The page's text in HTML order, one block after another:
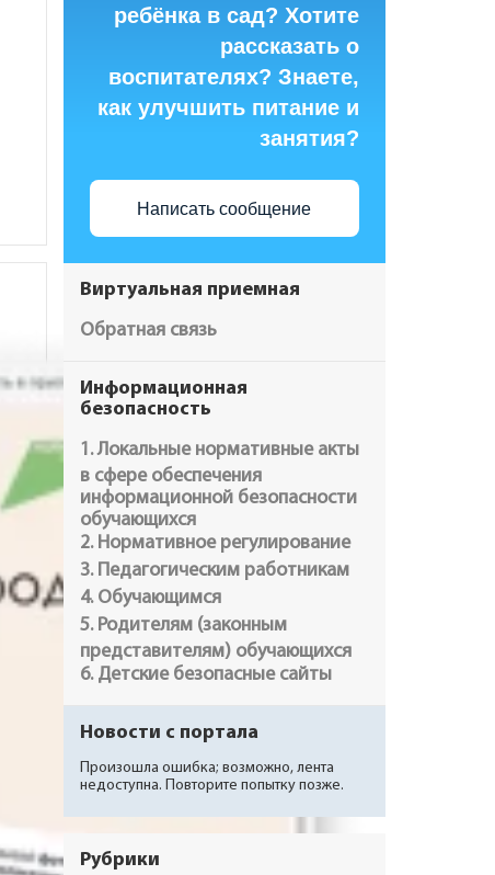
ребёнка в сад? Хотите
рассказать о
воспитателях? Знаете,
как улучшить питание и
занятия?
Написать сообщение
Виртуальная приемная
Обратная связь
Информационная
безопасность
1. Локальные нормативные акты
в сфере обеспечения
информационной безопасности
обучающихся
2. Нормативное регулирование
3. Педагогическим работникам
4. Обучающимся
5. Родителям (законным
представителям) обучающихся
6. Детские безопасные сайты
Новости с портала
Произошла ошибка; возможно, лента
недоступна. Повторите попытку позже.
Рубрики